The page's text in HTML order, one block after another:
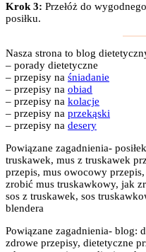
Krok 3: Przełóż do
posiłku.
Nasza strona to blog
– porady dietetyczne
– przepisy na śniadanie
– przepisy na obiad
– przepisy na kolacje
– przepisy na przekąski
– przepisy na desery
Powiązane zagadnienia-
truskawek, mus z truskawek
przepis, mus owocowy
zrobić mus truskawkowy, jak
sos z truskawek, sos
blendera
Powiązane zagadnienia- blog:
zdrowe przepisy, dietetyczne